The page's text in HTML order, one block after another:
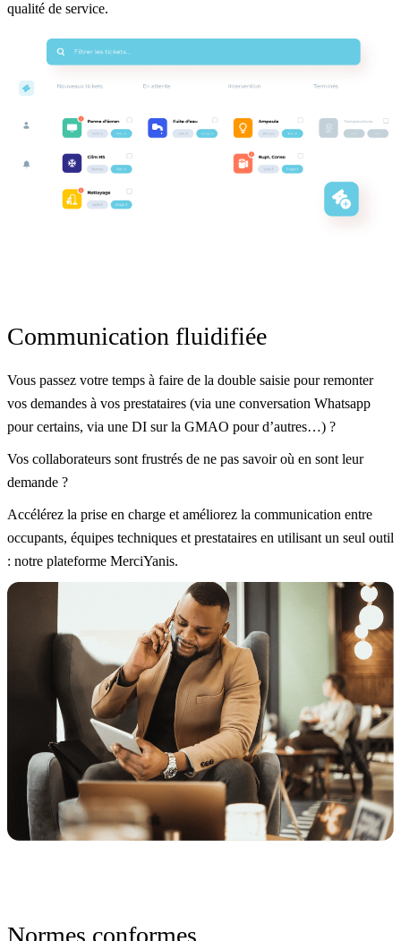
qualité de service.
Communication fluidifiée
Vous passez votre temps à faire de la double saisie pour remonter
vos demandes à vos prestataires (via une conversation Whatsapp
pour certains, via une DI sur la GMAO pour d’autres…) ?
Vos collaborateurs sont frustrés de ne pas savoir où en sont leur
demande ?
Accélérez la prise en charge et améliorez la communication entre
occupants, équipes techniques et prestataires en utilisant un seul outil
: notre plateforme MerciYanis.
Normes conformes